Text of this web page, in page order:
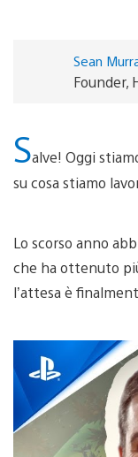
Sean
Founder,
Salve! Oggi
su cosa stiamo
Lo scorso anno
che ha ottenuto
l’attesa è